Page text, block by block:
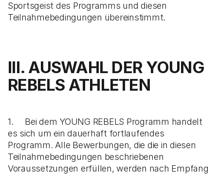
Sportsgeist des Programms und diesen
Teilnahmebedingungen übereinstimmt.
III. AUSWAHL DER YOUNG
REBELS ATHLETEN
1. Bei dem YOUNG REBELS Programm handelt
es sich um ein dauerhaft fortlaufendes
Programm. Alle Bewerbungen, die die in diesen
Teilnahmebedingungen beschriebenen
Voraussetzungen erfüllen, werden nach Empfang